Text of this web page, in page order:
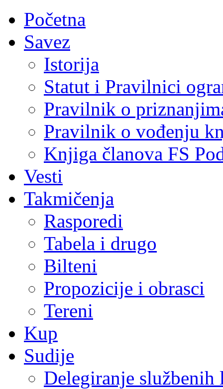
Početna
Savez
Istorija
Statut i Pravilnici
Pravilnik o
Pravilnik o vođenju
Knjiga članova FS
Vesti
Takmičenja
Rasporedi
Tabela i drugo
Bilteni
Propozicije i obrasci
Tereni
Kup
Sudije
Delegiranje službenih